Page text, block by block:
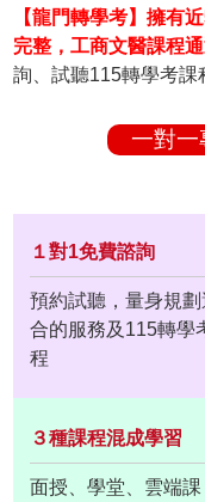
【龍門轉學考】擁有
完整，工商文醫課程
詢、試聽115轉學考課
一對一
１對1免費諮詢
預約試聽，量身規劃
合的服務及115轉學
程
３種課程混成學習
面授、學堂、雲端課